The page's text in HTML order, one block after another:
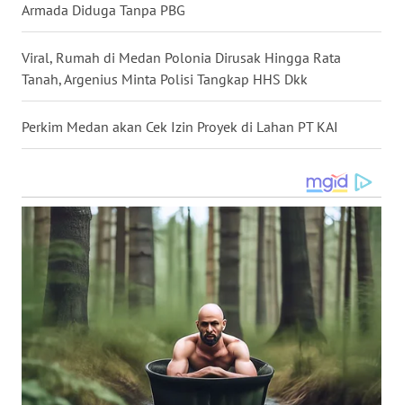
Armada Diduga Tanpa PBG
Viral, Rumah di Medan Polonia Dirusak Hingga Rata
Tanah, Argenius Minta Polisi Tangkap HHS Dkk
Perkim Medan akan Cek Izin Proyek di Lahan PT KAI
WN
LABUHANBATU
WN
TAPANULI
SERDANG
WN
TEBING
TINGGI
WN
PAKPAK